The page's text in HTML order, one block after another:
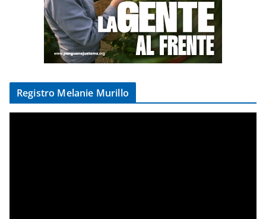
Registro Melanie Murillo